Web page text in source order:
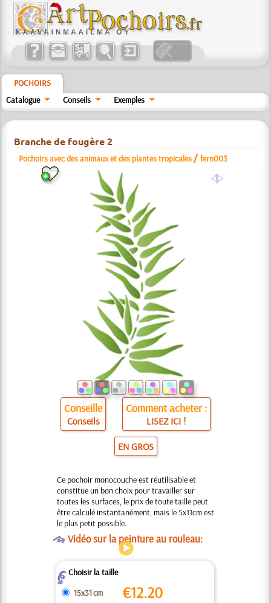
POCHOIRS
Catalogue
Conseils Exemples
Branche de fougère 2
Pochoirs avec des animaux et des plantes tropicales /fern003
a
Conseille
Conseils
Comment acheter :
LISEZ ICI !
EN GROS
Ce pochoir monocouche est réutilisable et
constitue un bon choix pour travailler sur
toutes les surfaces, le prix de toute taille peut
être calculé instantanément, mais le 5x11cm est
le plus petit possible.
OVidéo sur la peinture au rouleau:
ZChoisir la taille
15x31 cm
€12.20